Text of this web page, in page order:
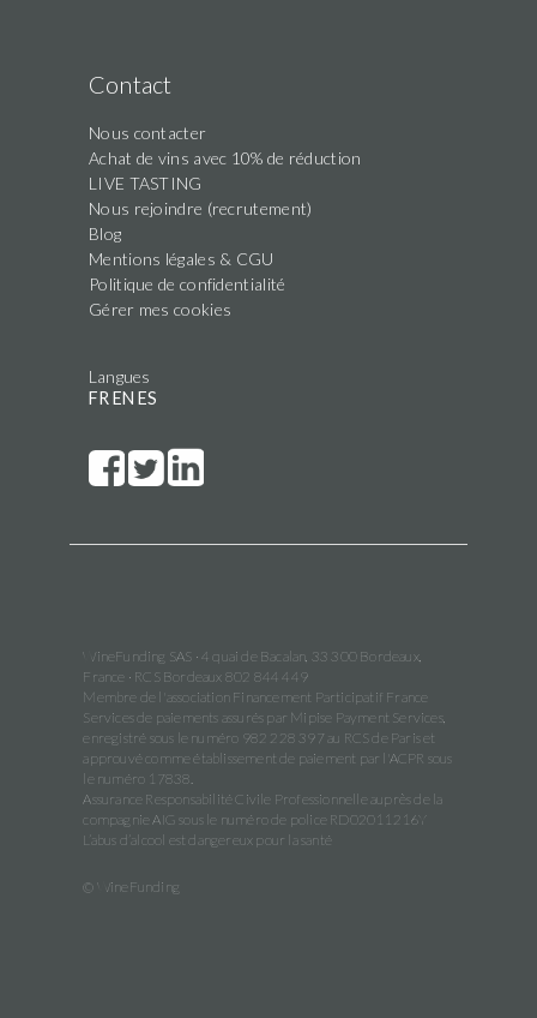
Contact
Nous contacter
Achat de vins avec 10% de réduction
LIVE TASTING
Nous rejoindre (recrutement)
Blog
Mentions légales & CGU
Politique de confidentialité
Gérer mes cookies
Langues
FR EN ES
WineFunding SAS · 4 quai de Bacalan, 33 300 Bordeaux,
France · RCS Bordeaux 802 844 449
Membre de l'association Financement Participatif France
Services de paiements assurés par Mipise Payment Services,
enregistré sous le numéro 982 228 397 au RCS de Paris et
approuvé comme établissement de paiement par l'ACPR sous
le numéro 17838.
Assurance Responsabilité Civile Professionnelle auprès de la
compagnie AIG sous le numéro de police RD02011216Y
L’abus d’alcool est dangereux pour la santé
© WineFunding